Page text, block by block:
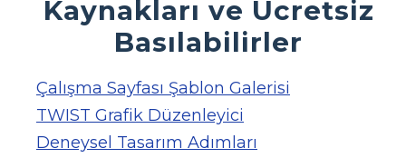
Kaynakları ve Ücretsiz
Basılabilirler
Çalışma Sayfası Şablon Galerisi
TWIST Grafik Düzenleyici
Deneysel Tasarım Adımları